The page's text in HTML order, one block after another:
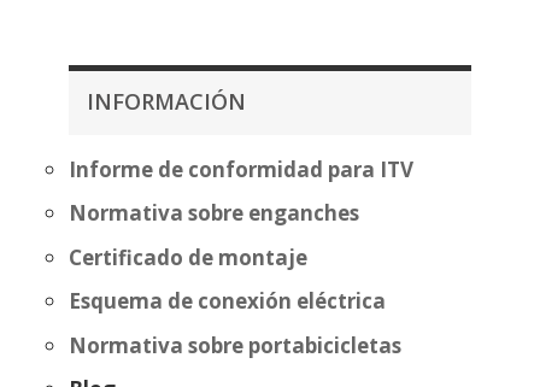
INFORMACIÓN
Informe de conformidad para ITV
Normativa sobre enganches
Certificado de montaje
Esquema de conexión eléctrica
Normativa sobre portabicicletas